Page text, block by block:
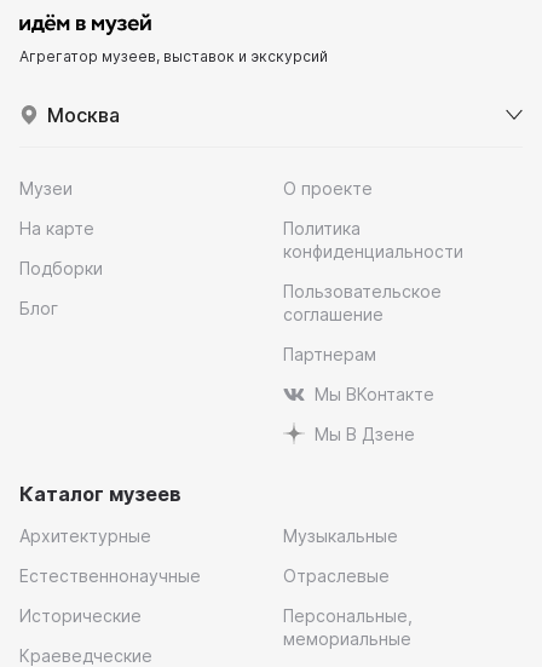
Агрегатор музеев, выставок и экскурсий
Москва
Музеи
На карте
Подборки
Блог
О проекте
Политика
конфиденциальности
Пользовательское
соглашение
Партнерам
Мы ВКонтакте
Мы В Дзене
Каталог музеев
Архитектурные
Естественнонаучные
Исторические
Краеведческие
Музыкальные
Отраслевые
Персональные,
мемориальные